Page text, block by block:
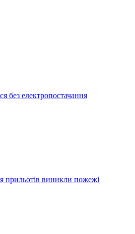
без електропостачання
прильотів виникли пожежі